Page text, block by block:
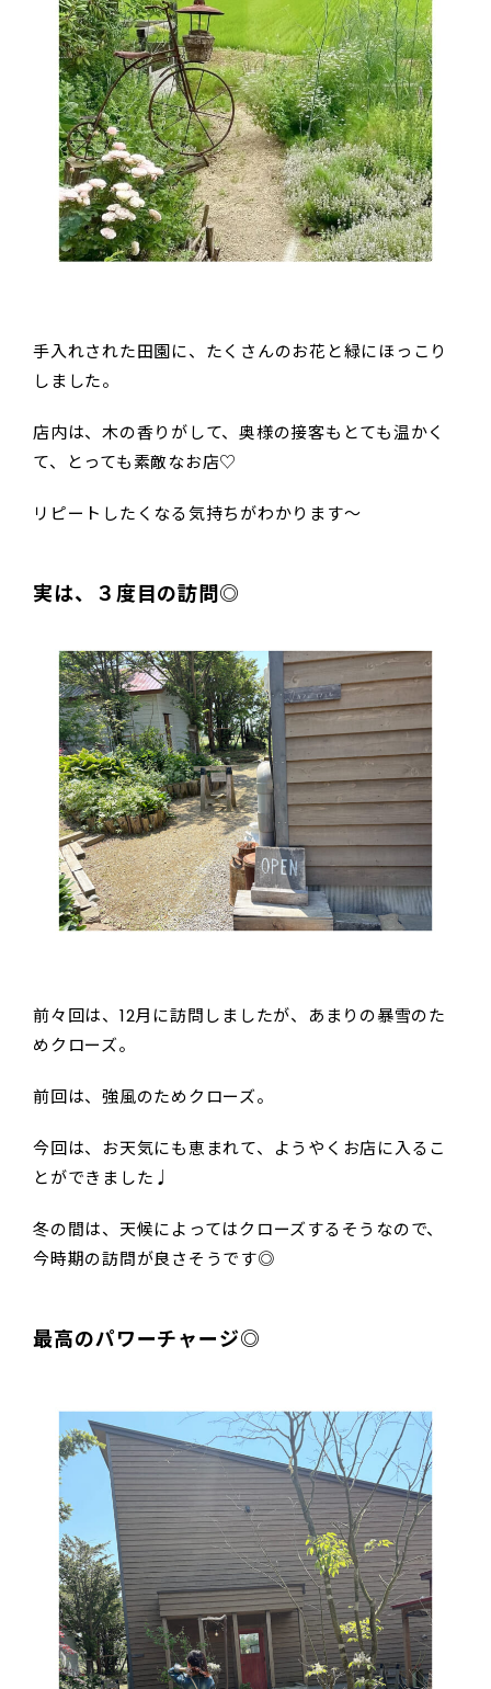
手入れされた田園に、たくさんのお花と緑にほっこり
しました。
店内は、木の香りがして、奥様の接客もとても温かく
て、とっても素敵なお店♡
リピートしたくなる気持ちがわかります〜
実は、３度目の訪問◎
前々回は、12月に訪問しましたが、あまりの暴雪のた
めクローズ。
前回は、強風のためクローズ。
今回は、お天気にも恵まれて、ようやくお店に入るこ
とができました♩
冬の間は、天候によってはクローズするそうなので、
今時期の訪問が良さそうです◎
最高のパワーチャージ◎